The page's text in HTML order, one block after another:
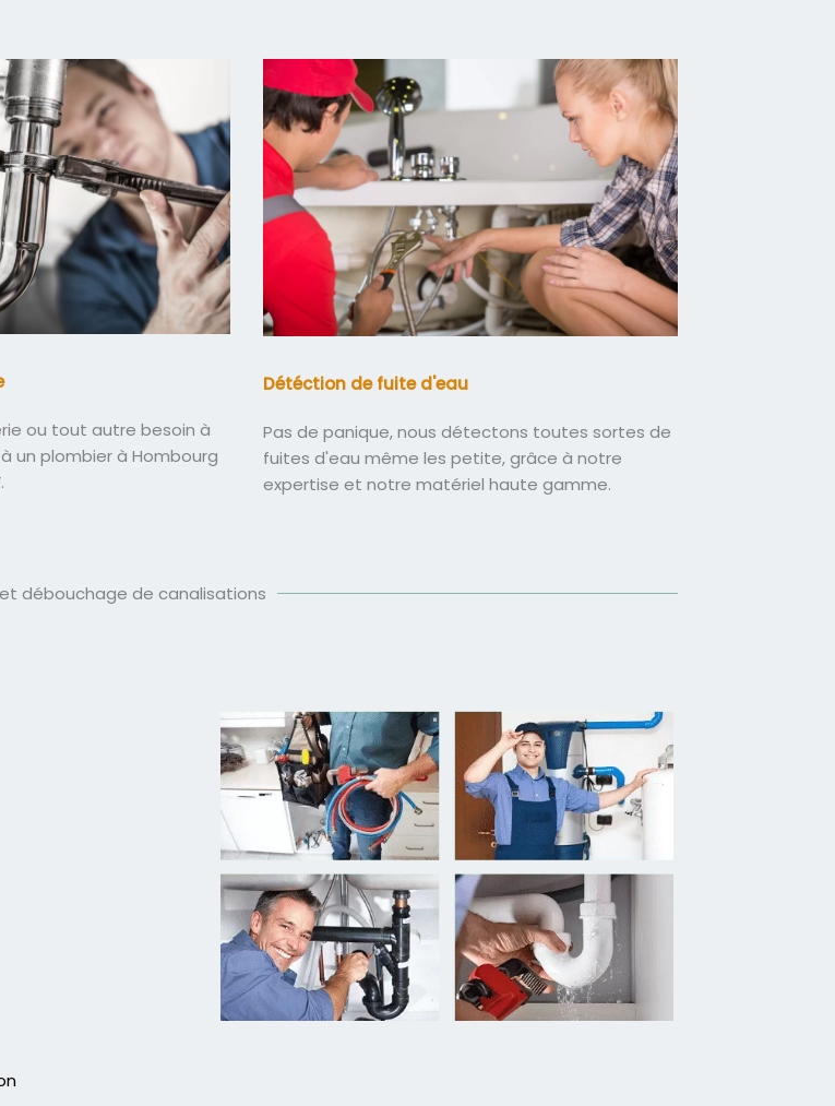
ou tout autre besoin à
un plombier à Hombourg
Détéction de fuite d'eau
Pas de panique, nous détectons toutes sortes de
fuites d'eau même les petite, grâce à notre
expertise et notre matériel haute gamme.
débouchage de canalisations